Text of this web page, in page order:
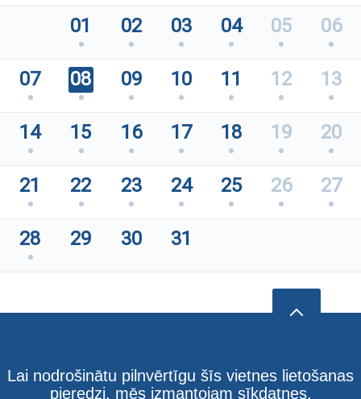
01
02 03 04 05 06
07 08 09 10 11 12 13
14 15 16 17 18 19 20
21 22 23 24 25 26 27
28 29 30 31
Lai nodrošinātu pilnvērtīgu šīs vietnes lietošanas
pieredzi, mēs izmantojam sīkdatnes.